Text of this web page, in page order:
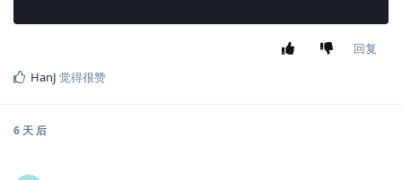
回复
HanJ 觉得很赞
6 天 后